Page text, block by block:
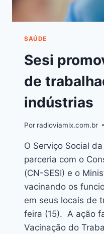
SAÚDE
Sesi
de
indústrias
Por radioviamix.com.br
O Serviço Social
parceria com o
(CN-SESI) e o
vacinando os
em seus locais de
feira (15). A ação
Vacinação do